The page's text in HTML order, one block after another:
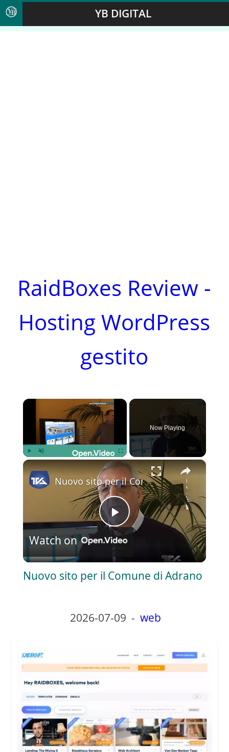
YB DIGITAL
RaidBoxes Review -
Hosting WordPress
gestito
×
Now Playing
×
P
l
y
V
i
e
Nuovo sito per il Comune di Adrano
Watch on
Nuovo sito per il Comune di Adrano
2026-07-09 -web